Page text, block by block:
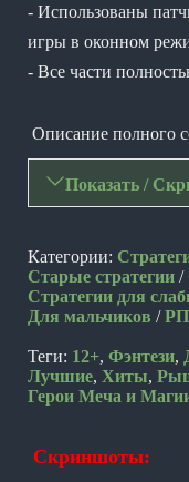
- Использованы
игры в оконном
- Все части
Описание полного
Показать /
Категории:
Старые стратегии /
Стратегии для
Для мальчиков /
Теги: 12+, Фэнтези,
Лучшие, Хиты,
Герои Меча и
Скриншоты: